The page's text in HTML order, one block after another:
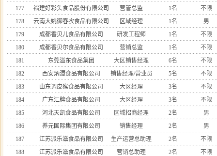
177
福建好彩头食品股份有限公司 营管总监 1名
不限
178
云南大姚御春农食品有限公司 区域经理 1名
男
179
成都香贝儿食品有限公司 研发工程师 1名
不限
180
成都香贝尔食品有限公司 营销总监 1名
不限
181
东莞溢东食品集团 大区销售经理 6名
不限
182
西安炳潭食品有限公司 销售经理/营业员 5名
不限
183
山东调皮猴食品有限公司 大区经理 3名
不限
184
广东汇牌食品有限公司 大区经理 3名
不限
185
河北天凯食品有限公司 区域招商经理 2名
男
186
养元国际集团有限公司 销售经理 2名
男
187
江苏派乐滋食品有限公司 生产运营总助理 2名
不限
188
江苏派乐滋食品有限公司 营销总助理 2名
不限